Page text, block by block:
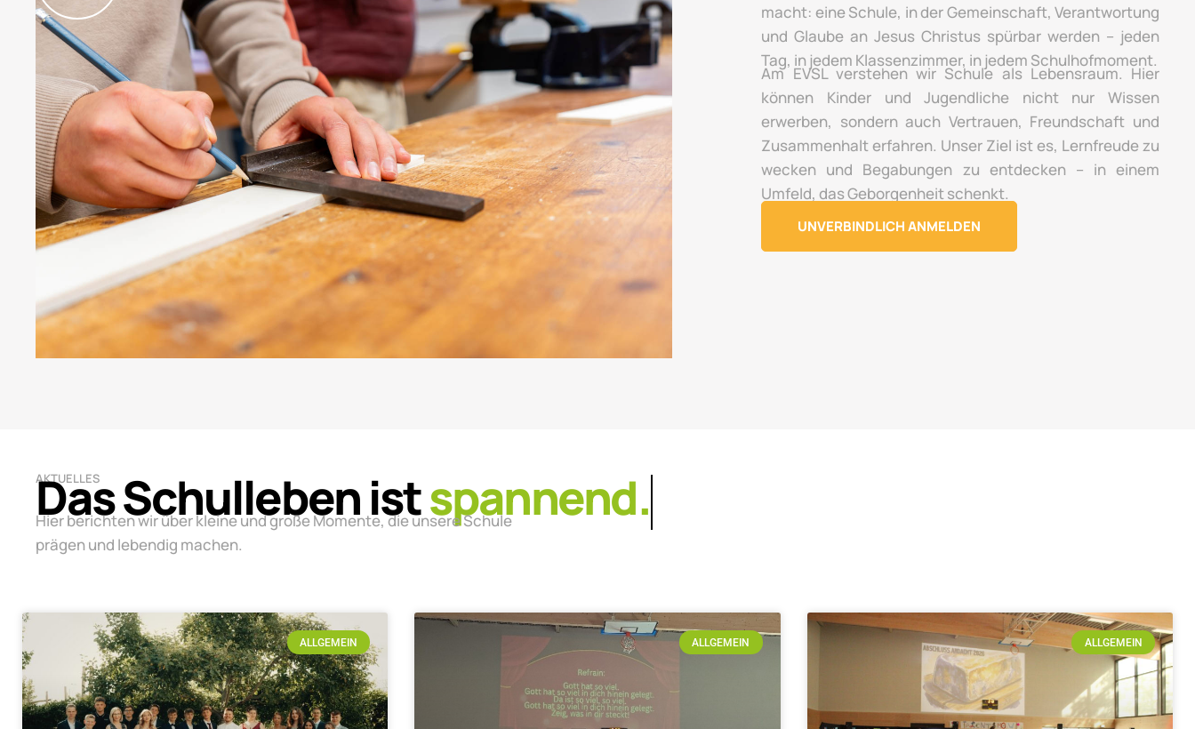
macht: eine Schule, in der Gemeinschaft, Verantwortung
und Glaube an Jesus Christus spürbar werden – jeden
Tag, in jedem Klassenzimmer, in jedem Schulhofmoment.
Am EVSL verstehen wir Schule als Lebensraum. Hier
können Kinder und Jugendliche nicht nur Wissen
erwerben, sondern auch Vertrauen, Freundschaft und
Zusammenhalt erfahren. Unser Ziel ist es, Lernfreude zu
wecken und Begabungen zu entdecken – in einem
Umfeld, das Geborgenheit schenkt.
UNVERBINDLICH ANMELDEN
AKTUELLES
Das Schulleben istlebendig.
Hier berichten wir über kleine und große Momente, die unsere Schule
prägen und lebendig machen.
ALLGEMEIN ALLGEMEIN ALLGEMEIN